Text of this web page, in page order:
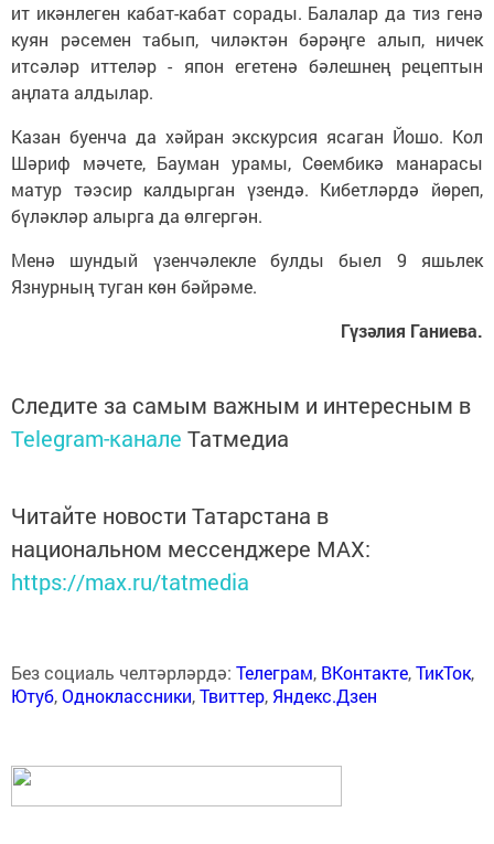
ит икәнлеген кабат-кабат сорады. Балалар да тиз генә
куян рәсемен табып, чиләктән бәрәңге алып, ничек
итсәләр иттеләр - япон егетенә бәлешнең рецептын
аңлата алдылар.
Казан буенча да хәйран экскурсия ясаган Йошо. Кол
Шәриф мәчете, Бауман урамы, Сөембикә манарасы
матур тәэсир калдырган үзендә. Кибетләрдә йөреп,
бүләкләр алырга да өлгергән.
Менә шундый үзенчәлекле булды быел 9 яшьлек
Язнурның туган көн бәйрәме.
Гүзәлия Ганиева.
Следите за самым важным и интересным в
Telegram-канале Татмедиа
Читайте новости Татарстана в
национальном мессенджере MАХ:
https://max.ru/tatmedia
Без социаль челтәрләрдә: Телеграм, ВКонтакте,ТикТок,
Ютуб,Одноклассники,Твиттер, Яндекс.Дзен